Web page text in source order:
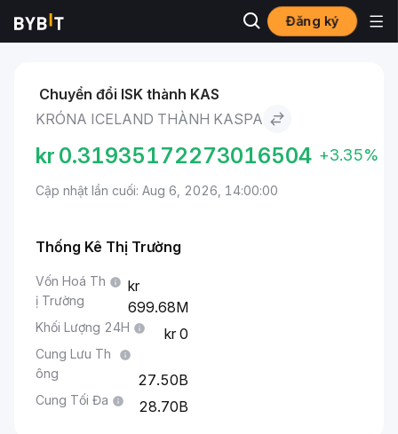
Đăng ký
Thị trường Króna Iceland to Kaspa
Chuyển đổi ISK thành KAS
KRÓNA ICELAND THÀNH KASPA
kr 0.31935172273016504 +3.35%
Cập nhật lần cuối: Aug 6, 2026, 14:00:00
Thống Kê Thị Trường
Vốn Hoá Th
ị Trường
699.68M
Khối Lượng 24H 0
Cung Lưu Th
ông
27.50B
Cung Tối Đa 28.70B